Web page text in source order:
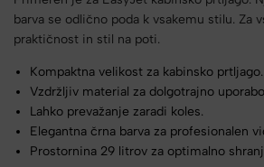
barva se odlično poda k vsakemu stilu. Za
praktičnost in stil na poti.
Kompaktna velikost za kabinsko prtljago.
Vzdržljiv material za dolgotrajno
Lahko prevažanje zaradi koles.
Elegantna črna barva za profesionalen
Prostornina 29 litrov za optimalno